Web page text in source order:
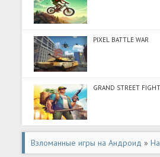
PIXEL BATTLE WAR
GRAND STREET FIGHT
Взломанные игры на Андроид »